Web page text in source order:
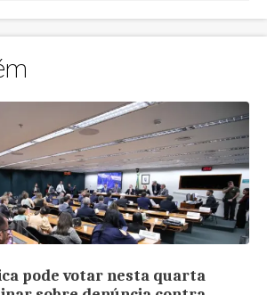
pode votar nesta quarta